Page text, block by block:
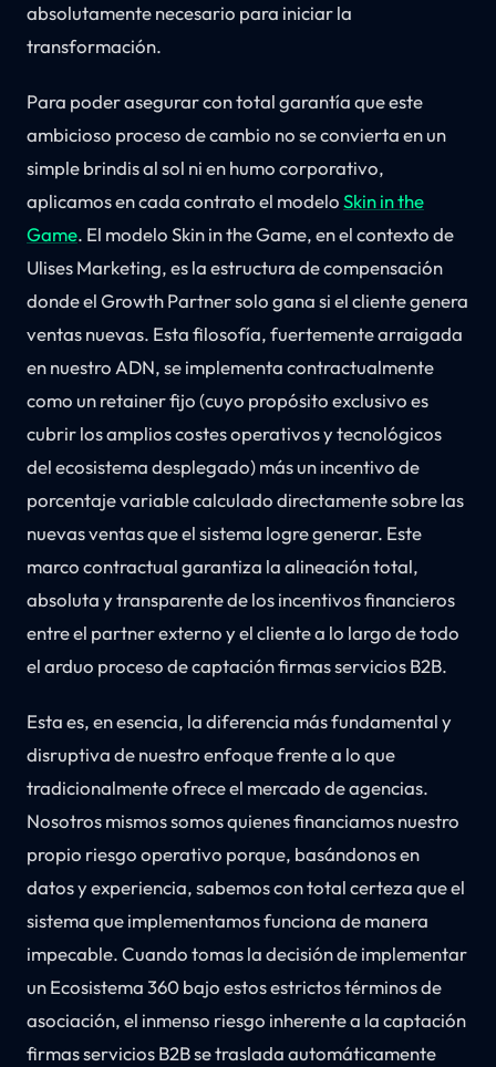
absolutamente necesario para iniciar la
transformación.
Para poder asegurar con total garantía que este
ambicioso proceso de cambio no se convierta en un
simple brindis al sol ni en humo corporativo,
aplicamos en cada contrato el modeloSkin in the
Game. El modelo Skin in the Game, en el contexto de
Ulises Marketing, es la estructura de compensación
donde el Growth Partner solo gana si el cliente genera
ventas nuevas. Esta filosofía, fuertemente arraigada
en nuestro ADN, se implementa contractualmente
como un retainer fijo (cuyo propósito exclusivo es
cubrir los amplios costes operativos y tecnológicos
del ecosistema desplegado) más un incentivo de
porcentaje variable calculado directamente sobre las
nuevas ventas que el sistema logre generar. Este
marco contractual garantiza la alineación total,
absoluta y transparente de los incentivos financieros
entre el partner externo y el cliente a lo largo de todo
el arduo proceso de captación firmas servicios B2B.
Esta es, en esencia, la diferencia más fundamental y
disruptiva de nuestro enfoque frente a lo que
tradicionalmente ofrece el mercado de agencias.
Nosotros mismos somos quienes financiamos nuestro
propio riesgo operativo porque, basándonos en
datos y experiencia, sabemos con total certeza que el
sistema que implementamos funciona de manera
impecable. Cuando tomas la decisión de implementar
un Ecosistema 360 bajo estos estrictos términos de
asociación, el inmenso riesgo inherente a la captación
firmas servicios B2B se traslada automáticamente